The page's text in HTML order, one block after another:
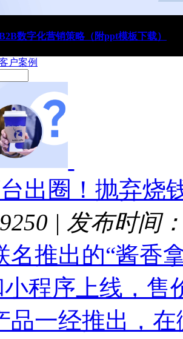
数字化营销策略（附ppt模板下载）
户案例
出圈！抛弃烧
| 发布时间
名推出的“酱香
程序上线，售
品一经推出，